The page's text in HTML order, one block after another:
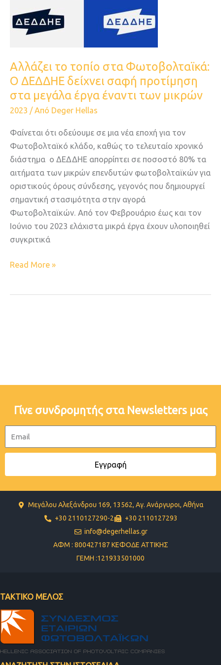
Αλλάζει το τοπίο στα Φωτοβολταϊκά:
Ο ΔΕΔΔΗΕ δείχνει σαφή προτίμηση
στα μεγάλα έργα έναντι των μικρών
2023 / Από Deger Hellas
Φαίνεται ότι οδεύουμε σε μια νέα εποχή για τον
Φωτοβολταϊκό κλάδο, καθώς το τελευταίο χρονικό
διάστημα ο ΔΕΔΔΗΕ απορρίπτει σε ποσοστό 80% τα
αιτήματα των μικρών επενδυτών φωτοβολταϊκών για
οριστικούς όρους σύνδεσης, γεγονός που δημιουργεί
σημαντική στασιμότητα στην αγορά
Φωτοβολταϊκών. Από τον Φεβρουάριο έως και τον
Ιούνιο του 2023 ελάχιστα μικρά έργα έχουν υλοποιηθεί
συγκριτικά
Ο
ΔΕΔΔΗΕ
προτίμηση
στα
μεγάλα
έργα
των
μικρών
Read More »
Γίνε συνδρομητής στα Newsletters μας
Εγγραφή
Μεγάλου Αλεξάνδρου 169, 13562, Αγ. Ανάργυροι, Αθήνα
+30 2110127290-2
+30 2110127293
info@degerhellas.gr
ΑΦΜ : 800427187 ΚΕΦΟΔΕ ΑΤΤΙΚΗΣ
ΓΕΜΗ :121933501000
ΤΑΚΤΙΚΟ ΜΕΛΟΣ